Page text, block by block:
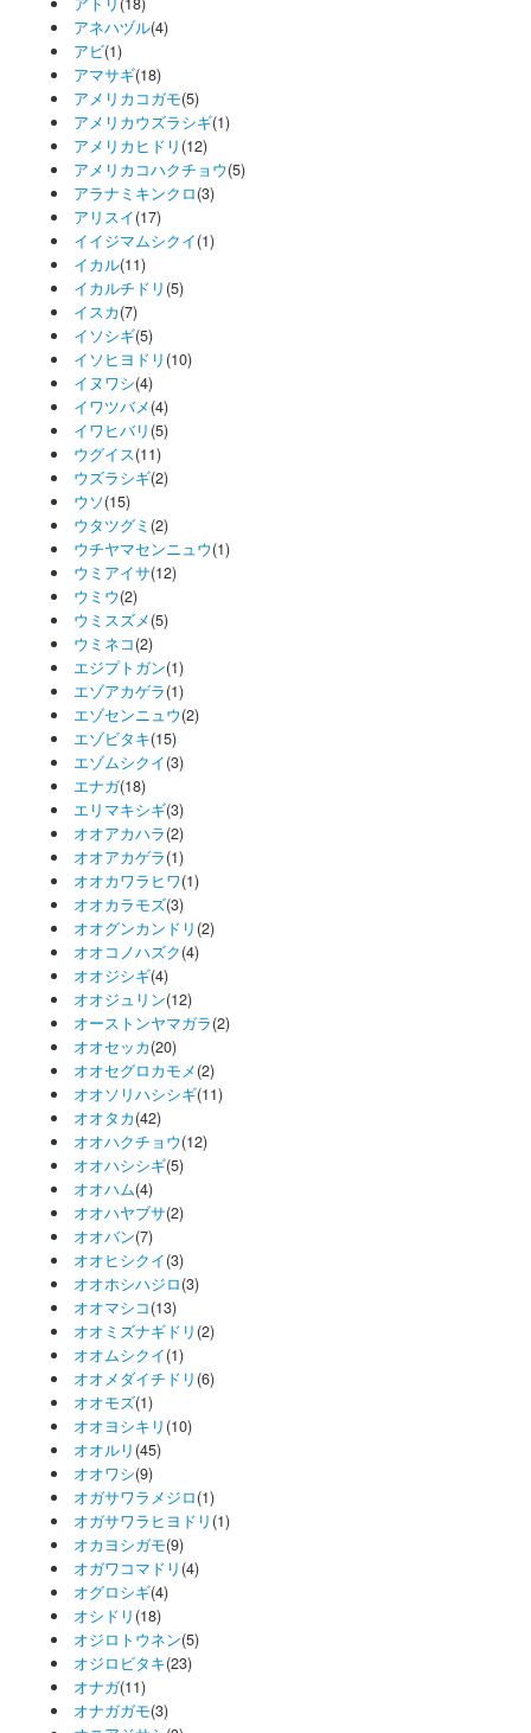
アネハヅル(4)
アビ(1)
アマサギ(18)
アメリカコガモ(5)
アメリカウズラシギ(1)
アメリカヒドリ (12)
アメリカコハクチョウ(5)
アラナミキンクロ(3)
アリスイ(17)
イイジマムシクイ(1)
イカル(11)
イカルチドリ (5)
イスカ(7)
イソシギ(5)
イソヒヨドリ (10)
イヌワシ(4)
イワツバメ(4)
イワヒバリ (5)
ウグイス(11)
ウズラシギ(2)
ウソ(15)
ウタツグミ (2)
ウチヤマセンニュウ(1)
ウミアイサ(12)
ウミウ(2)
ウミスズメ(5)
ウミネコ(2)
エジプトガン(1)
エゾアカゲラ(1)
エゾセンニュウ(2)
エゾビタキ(15)
エゾムシクイ(3)
エナガ(18)
エリマキシギ(3)
オオアカハラ(2)
オオアカゲラ(1)
オオカワラヒワ(1)
オオカラモズ(3)
オオグンカンドリ (2)
オオコノハズク(4)
オオジシギ(4)
オオジュリン(12)
オーストンヤマガラ(2)
オオセッカ(20)
オオセグロカモメ(2)
オオソリハシシギ(11)
オオタカ(42)
オオハクチョウ(12)
オオハシシギ(5)
オオハム(4)
オオハヤブサ(2)
オオバン(7)
オオヒシクイ(3)
オオホシハジロ(3)
オオマシコ(13)
オオミズナギドリ (2)
オオムシクイ(1)
オオメダイチドリ (6)
オオモズ(1)
オオヨシキリ (10)
オオルリ (45)
オオワシ(9)
オガサワラメジロ(1)
オガサワラヒヨドリ (1)
オカヨシガモ(9)
オガワコマドリ (4)
オグロシギ(4)
オシドリ (18)
オジロトウネン(5)
オジロビタキ(23)
オナガ(11)
オナガガモ(3)